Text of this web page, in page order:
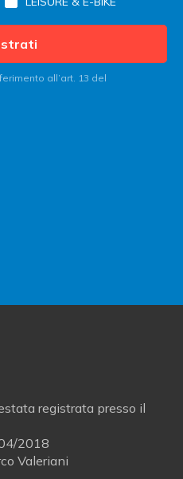
all’art. 13 del
registrata presso il
2018
Valeriani